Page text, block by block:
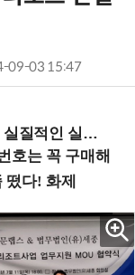
09-03 15:47
유 (9/18 양재역)